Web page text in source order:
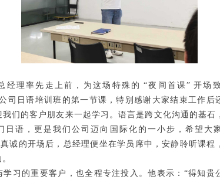
经理率先走上前，为这场特殊的 “夜间首课” 开场
司日语培训班的第一节课，特别感谢大家结束工作后
我们的客户朋友来一起学习。语言是跨文化沟通的基石
日语，更是我们公司迈向国际化的一小步，希望大
诚的开场后，总经理便坐在学员席中，安静聆听课程
学习的重要客户，也全程专注投入。他表示：“得知贵